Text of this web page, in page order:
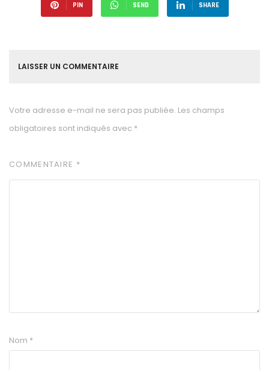
PIN SEND SHARE
LAISSER UN COMMENTAIRE
Votre adresse e-mail ne sera pas publiée. Les champs
obligatoires sont indiqués avec *
COMMENTAIRE *
Nom *